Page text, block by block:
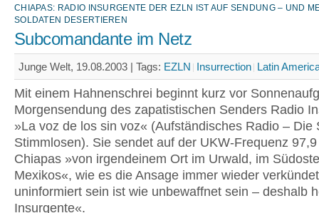
CHIAPAS: RADIO INSURGENTE DER EZLN IST AUF SENDUNG – UND
SOLDATEN DESERTIEREN
Subcomandante im Netz
Junge Welt, 19.08.2003 | Tags: EZLN Insurrection Latin
Mit einem Hahnenschrei beginnt kurz vor
Morgensendung des zapatistischen Senders Radio
»La voz de los sin voz« (Aufständisches Radio – Die
Stimmlosen). Sie sendet auf der UKW-Frequenz
Chiapas »von irgendeinem Ort im Urwald, im
Mexikos«, wie es die Ansage immer wieder
uninformiert sein ist wie unbewaffnet sein – deshalb
Insurgente«.